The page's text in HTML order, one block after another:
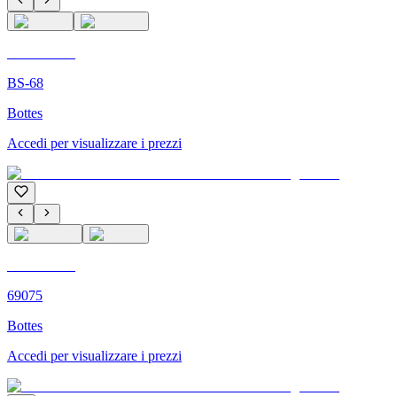
BS-68
Bottes
Accedi per visualizzare i prezzi
69075
Bottes
Accedi per visualizzare i prezzi